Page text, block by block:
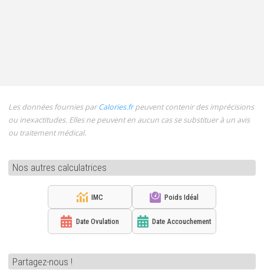
Les données fournies parCalories.frpeuvent contenir des imprécisions
ou inexactitudes. Elles ne peuvent en aucun cas se substituer à un avis
ou traitement médical.
Nos autres calculatrices
IMC Poids Idéal
Date Ovulation Date Accouchement
Partagez-nous !